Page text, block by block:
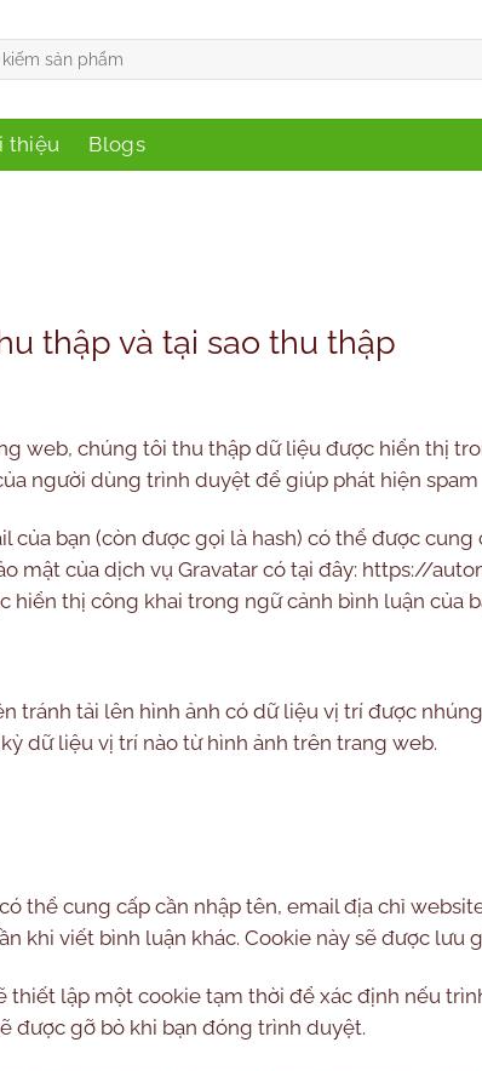
thiệu Blogs
thập và tại sao thu thập
web, chúng tôi thu thập dữ liệu được hiển thị
người dùng trình duyệt để giúp phát hiện spam
của bạn (còn được gọi là hash) có thể được
mật của dịch vụ Gravatar có tại đây: https://
hiển thị công khai trong ngữ cảnh bình luận của
tránh tải lên hình ảnh có dữ liệu vị trí được
dữ liệu vị trí nào từ hình ảnh trên trang web.
thể cung cấp cần nhập tên, email địa chỉ
khi viết bình luận khác. Cookie này sẽ được lưu
thiết lập một cookie tạm thời để xác định nếu
được gỡ bỏ khi bạn đóng trình duyệt.